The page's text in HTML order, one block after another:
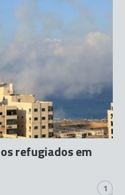
refugiados em
1